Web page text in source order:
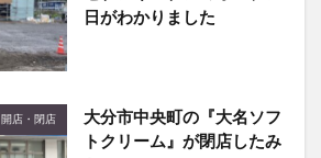
日がわかりました
開店・閉店
大分市中央町の『大名ソフ
トクリーム』が閉店したみ